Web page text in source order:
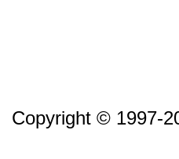
Copyright © 1997-